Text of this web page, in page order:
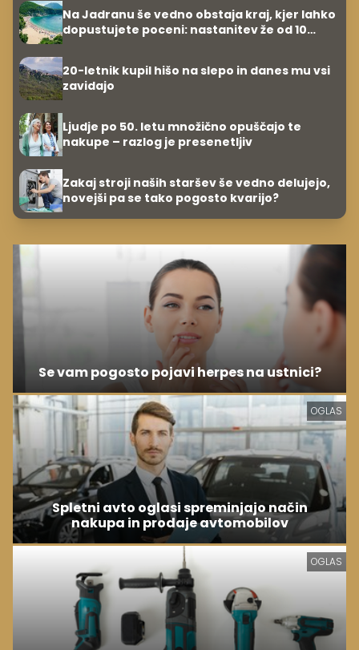
Na Jadranu še vedno obstaja kraj, kjer lahko
dopustujete poceni: nastanitev že od 10
20-letnik kupil hišo na slepo in danes mu vsi
zavidajo
Ljudje po 50. letu množično opuščajo te
nakupe – razlog je presenetljiv
Zakaj stroji naših staršev še vedno delujejo,
novejši pa se tako pogosto kvarijo?
Se vam pogosto pojavi herpes na ustnici?
OGLAS
Spletni avto oglasi spreminjajo način
nakupa in prodaje avtomobilov
OGLAS